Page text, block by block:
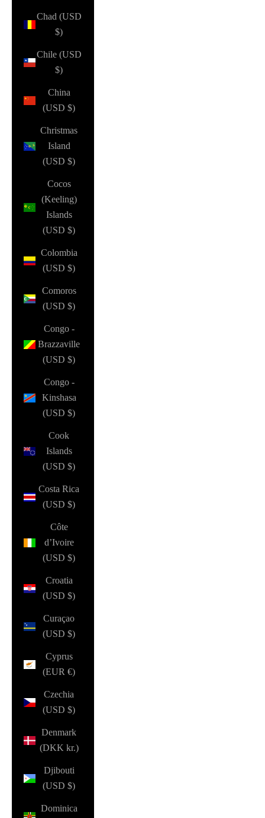
Chad (USD
$)
Chile (USD
$)
China
(USD $)
Christmas
Island
(USD $)
Cocos
(Keeling)
Islands
(USD $)
Colombia
(USD $)
Comoros
(USD $)
Congo -
Brazzaville
(USD $)
Congo -
Kinshasa
(USD $)
Cook
Islands
(USD $)
Costa Rica
(USD $)
Côte
d’Ivoire
(USD $)
Croatia
(USD $)
Curaçao
(USD $)
Cyprus
(EUR €)
Czechia
(USD $)
Denmark
(DKK kr.)
Djibouti
(USD $)
Dominica